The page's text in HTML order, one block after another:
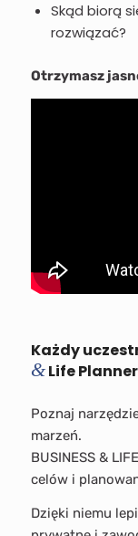
Skąd biorą
rozwiązać?
Otrzymasz
Każdy
&Life
Poznaj
marzeń.
BUSINESS &
celów i
Dzięki niemu